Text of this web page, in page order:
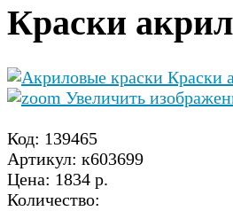
Краски
Увеличить
Код: 139465
Артикул: к603699
Цена: 1834 р.
Количество: